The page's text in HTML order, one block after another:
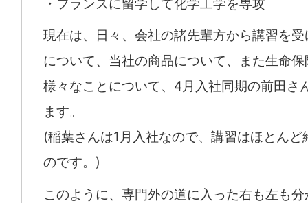
・フランスに留学して化学工学を専攻
現在は、日々、会社の諸先輩方から講習を
について、当社の商品について、また生命
様々なことについて、4月入社同期の前田さ
ます。
(稲葉さんは1月入社なので、講習はほとんど
のです。)
このように、専門外の道に入った右も左も